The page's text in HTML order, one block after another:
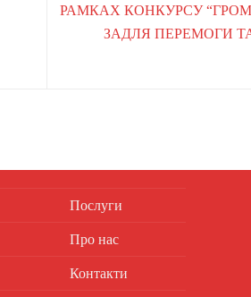
РАМКАХ КОНКУРСУ
ЗАДЛЯ ПЕРЕМОГИ
Послуги
Про нас
Контакти